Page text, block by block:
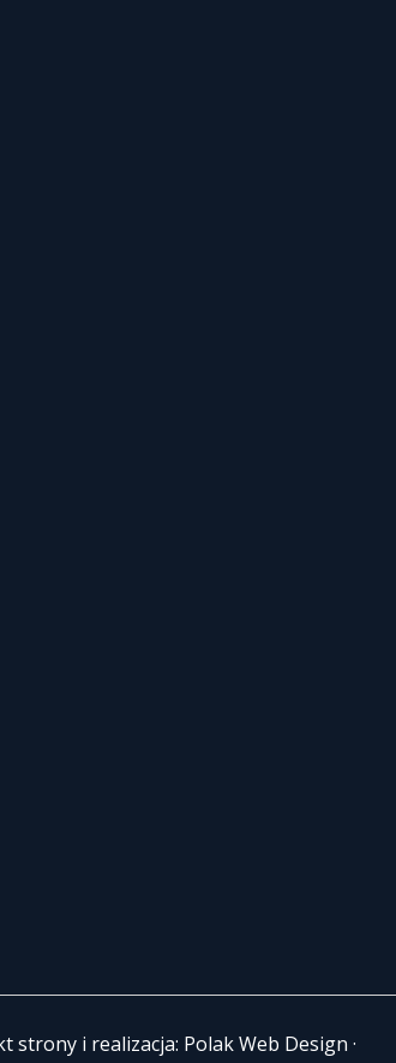
strony i realizacja: Polak Web Design ·